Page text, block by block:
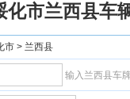
化市兰西县车
市 > 兰西县
输入兰西县车